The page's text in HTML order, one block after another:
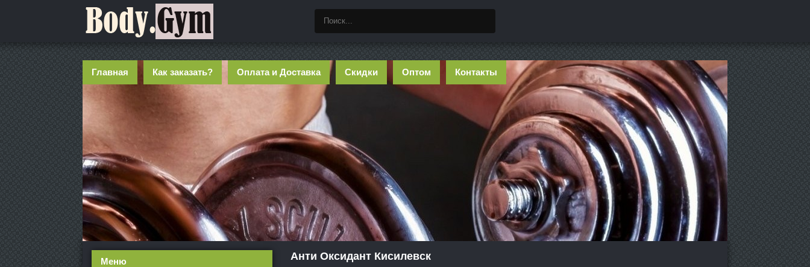
Главная Как заказать? Оплата и Доставка Скидки Оптом Контакты
Анти Оксидант Кисилевск
Меню